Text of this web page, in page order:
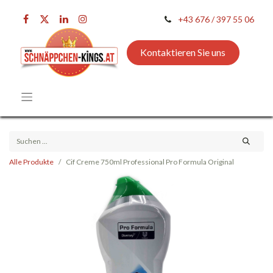
+43 676 / 397 55 06
Kontaktieren Sie uns
Alle Produkte Cif Creme 750ml Professional Pro Formula Original